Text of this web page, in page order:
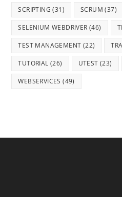
SCRIPTING (31) SCRUM (37)
SELENIUM WEBDRIVER (46)
TEST MANAGEMENT (22)
TUTORIAL (26) UTEST (23)
WEBSERVICES (49)